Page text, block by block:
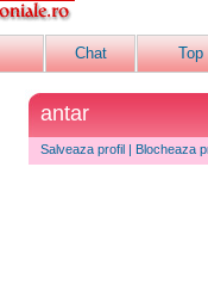
Chat Top
antar
Salveaza profil | Blocheaza